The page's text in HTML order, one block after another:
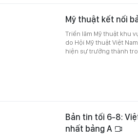
Mỹ thuật kết nối
Triển lãm Mỹ thuật khu
do Hội Mỹ thuật Việt
hiện sự trưởng thành
Bản tin tối 6-8:
nhất bảng A